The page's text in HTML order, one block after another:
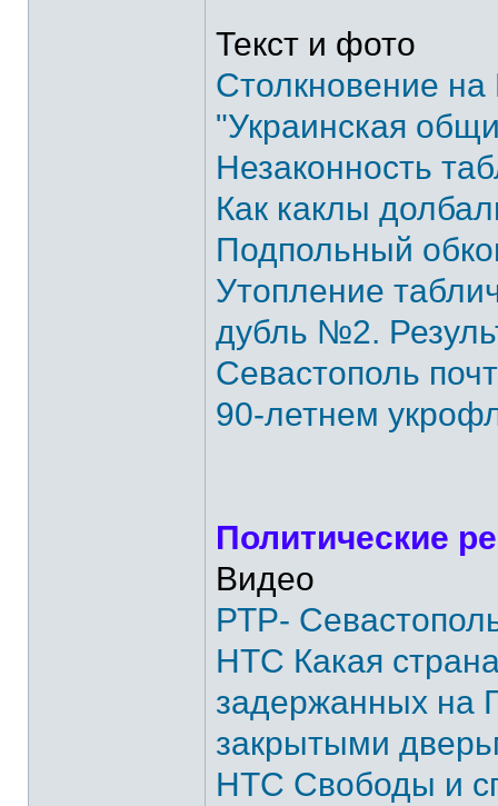
Текст и фото
Столкновение на
"Украинская
Незаконность
Как каклы
Подпольный
Утопление
дубль №2.
Севастополь
90-летнем
Политические
Видео
РТР-
НТС Какая
задержанных на
закрытыми
НТС Свободы и